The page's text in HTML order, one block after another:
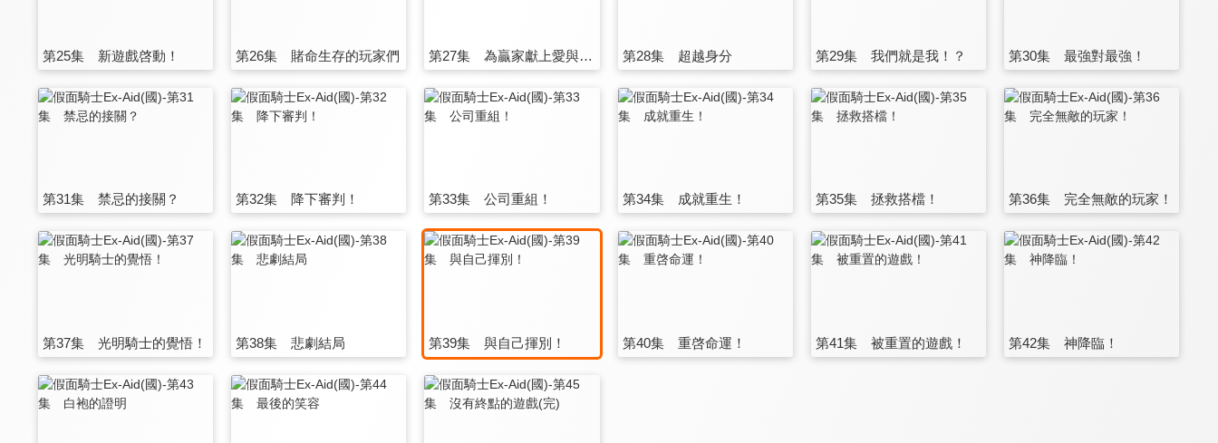
第25集 新遊戲啓動！ 第26集 賭命生存的玩家們 第27集 為贏家獻上愛與和平！ 第28集 超越身分 第29集 我們就是我！？ 第30集 最強對最強！
第31集 禁忌的接關？ 第32集 降下審判！ 第33集 公司重組！ 第34集 成就重生！ 第35集 拯救搭檔！ 第36集 完全無敵的玩家！
第37集 光明騎士的覺悟！ 第38集 悲劇結局 第39集 與自己揮別！ 第40集 重啓命運！ 第41集 被重置的遊戲！ 第42集 神降臨！